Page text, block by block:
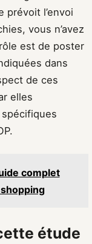
prévoit l’envoi
vous n’avez
est de poster
dans
de ces
elles
complet
étude